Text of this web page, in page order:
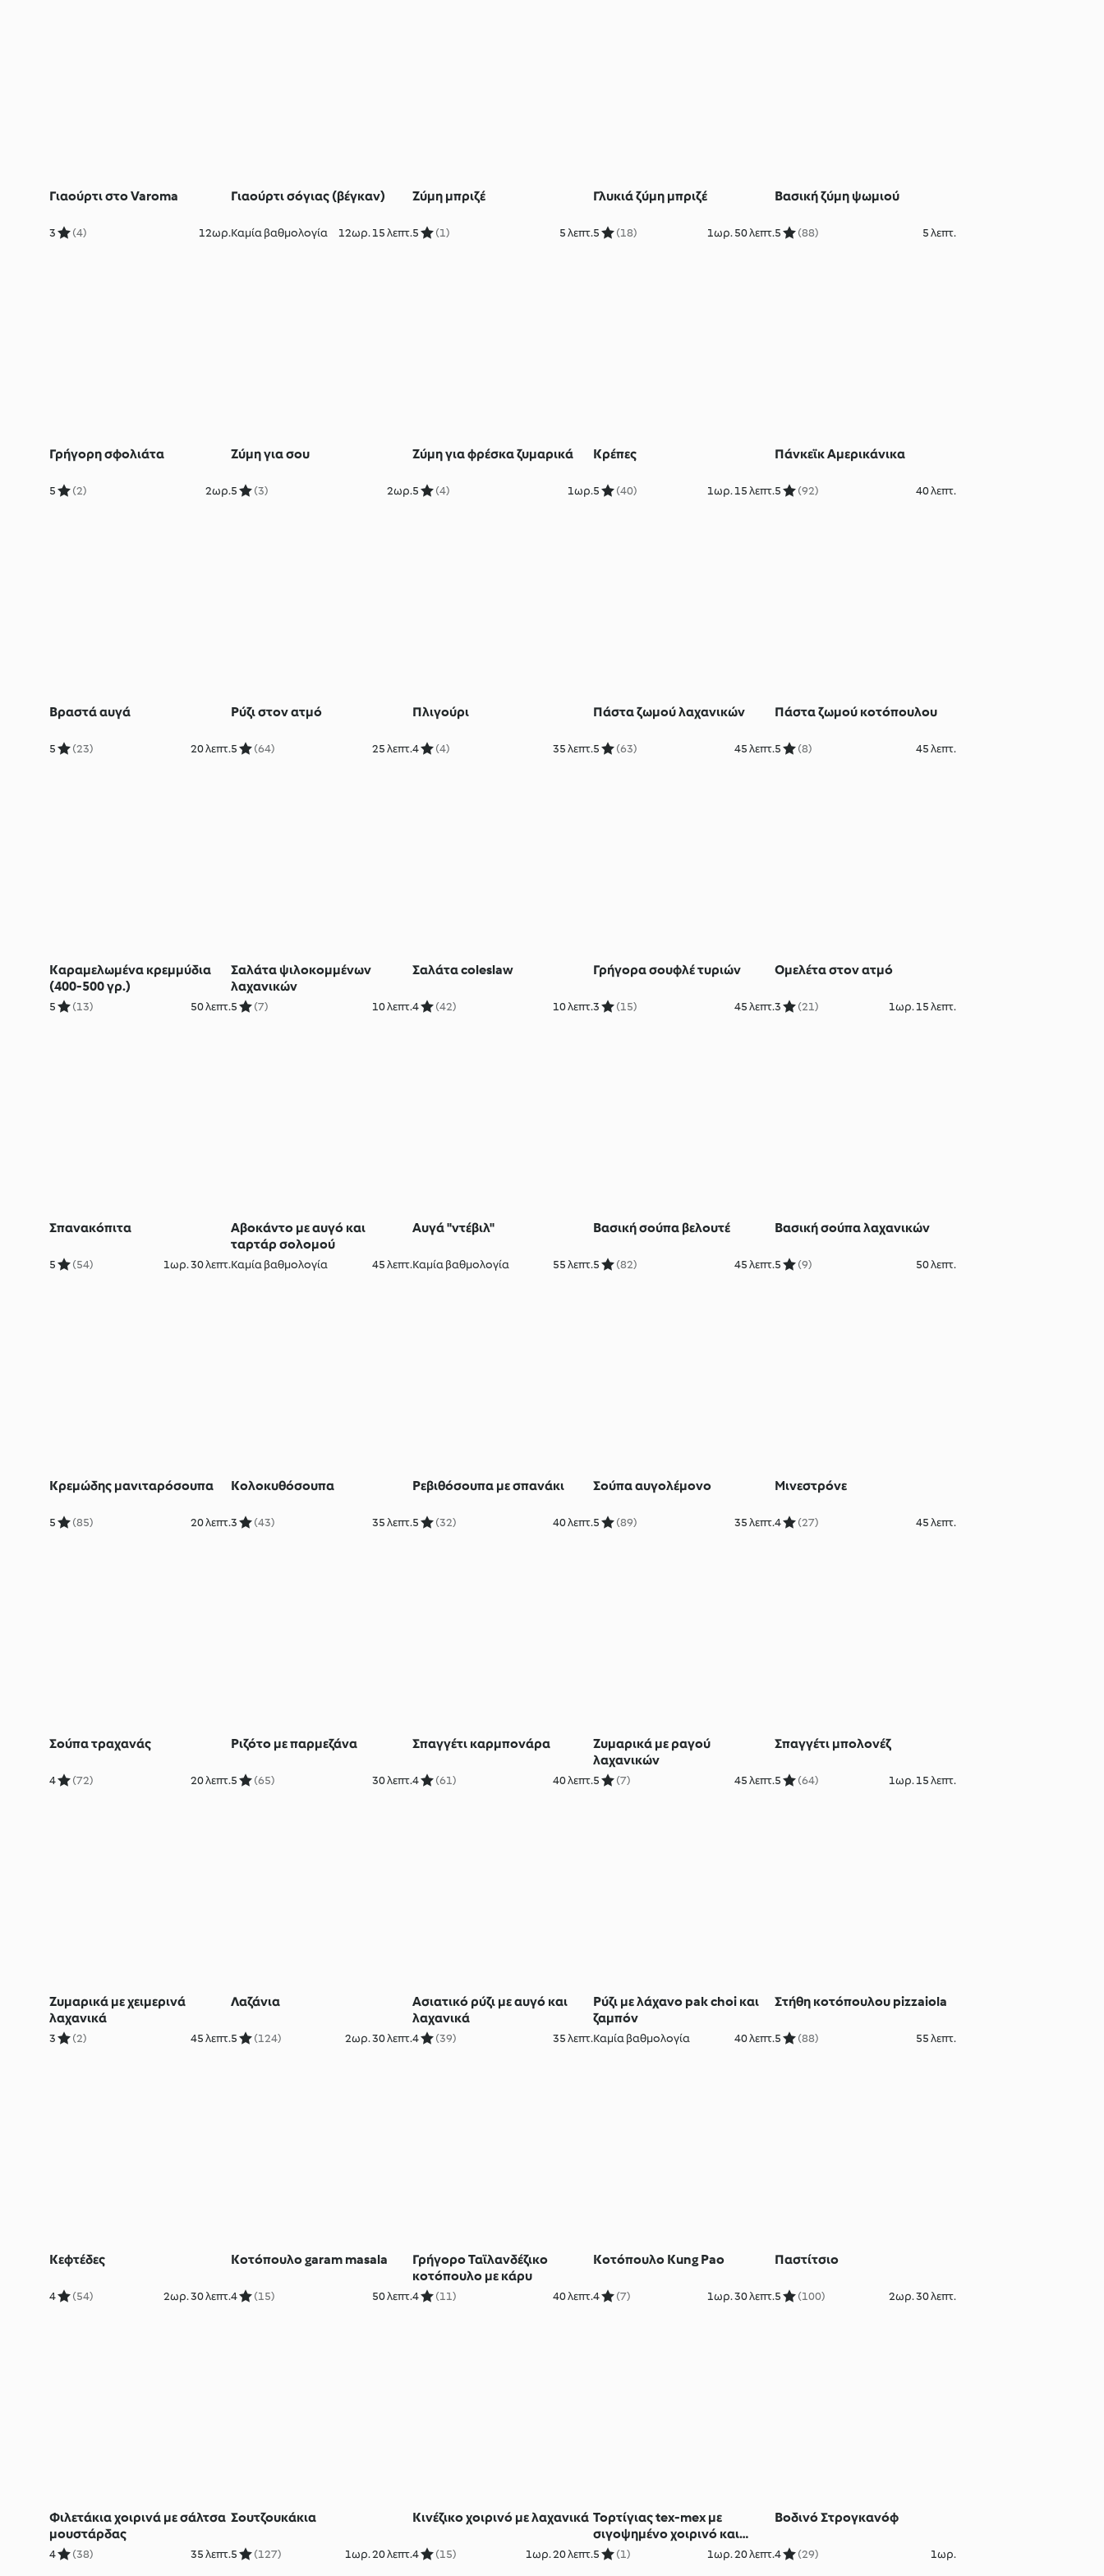
Γιαούρτι στο Varoma
3 (4) 12ωρ.
Γιαούρτι σόγιας (βέγκαν)
Καμία βαθμολογία 12ωρ. 15 λεπτ.
Ζύμη μπριζέ
5 (1) 5 λεπτ.
Γλυκιά ζύμη μπριζέ
5 (18) 1ωρ. 50 λεπτ.
Βασική ζύμη ψωμιού
5 (88) 5 λεπτ.
Γρήγορη σφολιάτα
5 (2) 2ωρ.
Ζύμη για σου
5 (3) 2ωρ.
Ζύμη για φρέσκα ζυμαρικά
5 (4) 1ωρ.
Κρέπες
5 (40) 1ωρ. 15 λεπτ.
Πάνκεϊκ Αμερικάνικα
5 (92) 40 λεπτ.
Βραστά αυγά
5 (23) 20 λεπτ.
Ρύζι στον ατμό
5 (64) 25 λεπτ.
Πλιγούρι
4 (4) 35 λεπτ.
Πάστα ζωμού λαχανικών
5 (63) 45 λεπτ.
Πάστα ζωμού κοτόπουλου
5 (8) 45 λεπτ.
Καραμελωμένα κρεμμύδια
(400-500 γρ.)
5 (13) 50 λεπτ.
Σαλάτα ψιλοκομμένων
λαχανικών
5 (7) 10 λεπτ.
Σαλάτα coleslaw
4 (42) 10 λεπτ.
Γρήγορα σουφλέ τυριών
3 (15) 45 λεπτ.
Ομελέτα στον ατμό
3 (21) 1ωρ. 15 λεπτ.
Σπανακόπιτα
5 (54) 1ωρ. 30 λεπτ.
Αβοκάντο με αυγό και
ταρτάρ σολομού
Καμία βαθμολογία 45 λεπτ.
Αυγά "ντέβιλ"
Καμία βαθμολογία 55 λεπτ.
Βασική σούπα βελουτέ
5 (82) 45 λεπτ.
Βασική σούπα λαχανικών
5 (9) 50 λεπτ.
Κρεμώδης μανιταρόσουπα
5 (85) 20 λεπτ.
Κολοκυθόσουπα
3 (43) 35 λεπτ.
Ρεβιθόσουπα με σπανάκι
5 (32) 40 λεπτ.
Σούπα αυγολέμονο
5 (89) 35 λεπτ.
Μινεστρόνε
4 (27) 45 λεπτ.
Σούπα τραχανάς
4 (72) 20 λεπτ.
Ριζότο με παρμεζάνα
5 (65) 30 λεπτ.
Σπαγγέτι καρμπονάρα
4 (61) 40 λεπτ.
Ζυμαρικά με ραγού
λαχανικών
5 (7) 45 λεπτ.
Σπαγγέτι μπολονέζ
5 (64) 1ωρ. 15 λεπτ.
Ζυμαρικά με χειμερινά
λαχανικά
3 (2) 45 λεπτ.
Λαζάνια
5 (124) 2ωρ. 30 λεπτ.
Ασιατικό ρύζι με αυγό και
λαχανικά
4 (39) 35 λεπτ.
Ρύζι με λάχανο pak choi και
ζαμπόν
Καμία βαθμολογία 40 λεπτ.
Στήθη κοτόπουλου pizzaiola
5 (88) 55 λεπτ.
Κεφτέδες
4 (54) 2ωρ. 30 λεπτ.
Κοτόπουλο garam masala
4 (15) 50 λεπτ.
Γρήγορο Ταϊλανδέζικο
κοτόπουλο με κάρυ
4 (11) 40 λεπτ.
Κοτόπουλο Kung Pao
4 (7) 1ωρ. 30 λεπτ.
Παστίτσιο
5 (100) 2ωρ. 30 λεπτ.
Φιλετάκια χοιρινά με σάλτσα
μουστάρδας
4 (38) 35 λεπτ.
Σουτζουκάκια
5 (127) 1ωρ. 20 λεπτ.
Κινέζικο χοιρινό με λαχανικά
4 (15) 1ωρ. 20 λεπτ.
Τορτίγιας tex-mex με
σιγοψημένο χοιρινό και
μαύρα φασόλια
5 (1) 1ωρ. 20 λεπτ.
Βοδινό Στρογκανόφ
4 (29) 1ωρ.